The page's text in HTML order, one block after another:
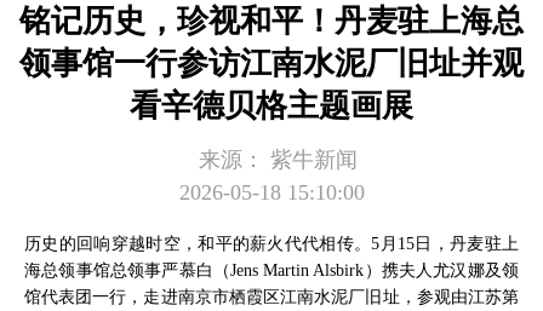
铭记历史，珍视和平！丹麦驻上海总
领事馆一行参访江南水泥厂旧址并观
看辛德贝格主题画展
来源：
紫牛新闻
2026-05-18 15:10:00
历史的回响穿越时空，和平的薪火代代相传。5月15日，丹麦驻上
海总领事馆总领事严慕白（Jens Martin Alsbirk）携夫人尤汉娜及领
馆代表团一行，走进南京市栖霞区江南水泥厂旧址，参观由江苏第